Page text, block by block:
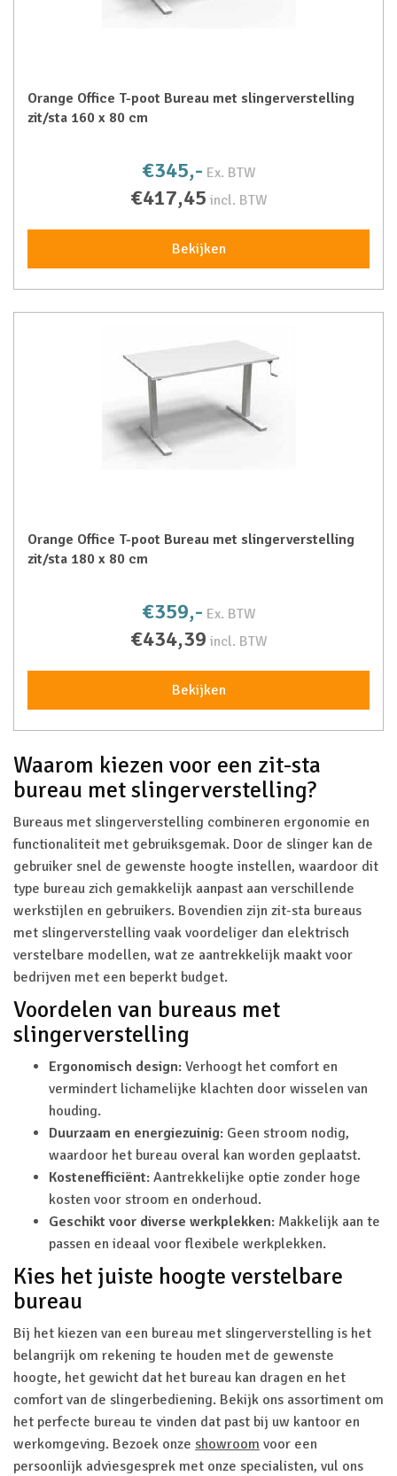
Orange Office T-poot Bureau met slingerverstelling
zit/sta 160 x 80 cm
€345,- Ex. BTW
€417,45 incl. BTW
Bekijken
Orange Office T-poot Bureau met slingerverstelling
zit/sta 180 x 80 cm
€359,- Ex. BTW
€434,39 incl. BTW
Bekijken
Waarom kiezen voor een zit-sta
bureau met slingerverstelling?
Bureaus met slingerverstelling combineren ergonomie en
functionaliteit met gebruiksgemak. Door de slinger kan de
gebruiker snel de gewenste hoogte instellen, waardoor dit
type bureau zich gemakkelijk aanpast aan verschillende
werkstijlen en gebruikers. Bovendien zijn zit-sta bureaus
met slingerverstelling vaak voordeliger dan elektrisch
verstelbare modellen, wat ze aantrekkelijk maakt voor
bedrijven met een beperkt budget.
Voordelen van bureaus met
slingerverstelling
Ergonomisch design: Verhoogt het comfort en
vermindert lichamelijke klachten door wisselen van
houding.
Duurzaam en energiezuinig: Geen stroom nodig,
waardoor het bureau overal kan worden geplaatst.
Kostenefficiënt: Aantrekkelijke optie zonder hoge
kosten voor stroom en onderhoud.
Geschikt voor diverse werkplekken: Makkelijk aan te
passen en ideaal voor flexibele werkplekken.
Kies het juiste hoogte verstelbare
bureau
Bij het kiezen van een bureau met slingerverstelling is het
belangrijk om rekening te houden met de gewenste
hoogte, het gewicht dat het bureau kan dragen en het
comfort van de slingerbediening. Bekijk ons assortiment om
het perfecte bureau te vinden dat past bij uw kantoor en
werkomgeving. Bezoek onze showroom voor een
persoonlijk adviesgesprek met onze specialisten, vul ons